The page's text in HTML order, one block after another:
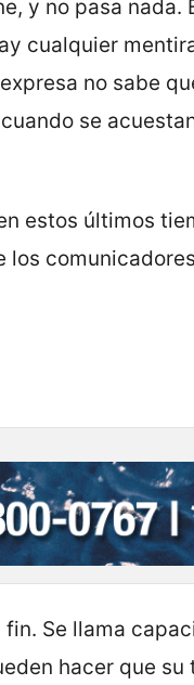
y no pasa nada.
cualquier
no sabe
se
estos últimos
Se llama
hacer que